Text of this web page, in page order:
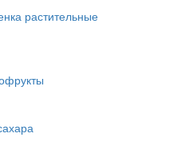
растительные